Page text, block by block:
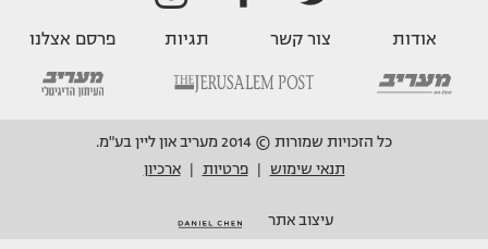
אודות צור קשר תגיות פרסם אצלנו
כל הזכויות שמורות © 2014 מעריב און ליין בע"מ.
תנאי שימוש
פרטיות ארכיון
עיצוב אתר